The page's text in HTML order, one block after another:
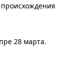
28 марта.